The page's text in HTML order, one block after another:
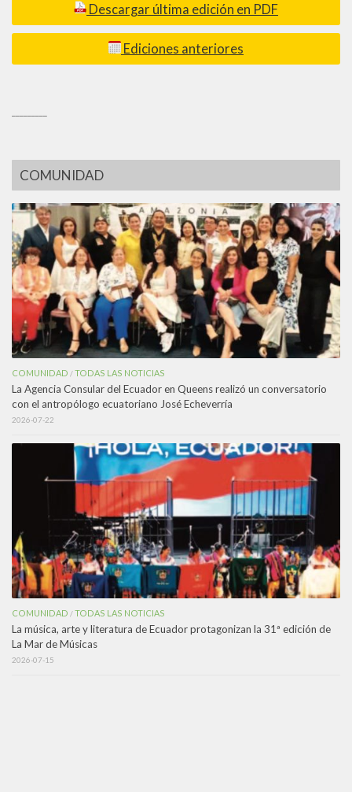
Descargar última edición en PDF
Ediciones anteriores
COMUNIDAD
COMUNIDAD /TODAS LAS NOTICIAS
La Agencia Consular del Ecuador en Queens realizó un conversatorio
con el antropólogo ecuatoriano José Echeverría
2026-07-22
COMUNIDAD /TODAS LAS NOTICIAS
La música, arte y literatura de Ecuador protagonizan la 31ª edición de
La Mar de Músicas
2026-07-15